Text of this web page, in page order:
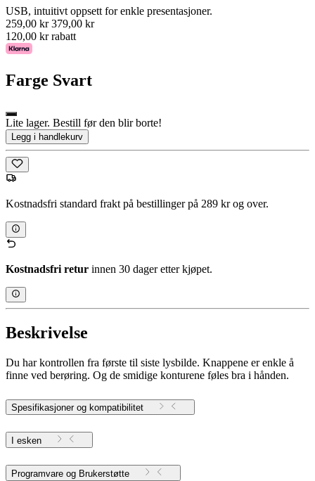
USB, intuitivt oppsett for enkle presentasjoner.
259,00 kr 379,00 kr
120,00 kr rabatt
Farge Svart
Lite lager. Bestill før den blir borte!
Legg i handlekurv
Kostnadsfri standard frakt på bestillinger på 289 kr og over.
Kostnadsfri retur innen 30 dager etter kjøpet.
Beskrivelse
Du har kontrollen fra første til siste lysbilde. Knappene er enkle å
finne ved berøring. Og de smidige konturene føles bra i hånden.
Spesifikasjoner og kompatibilitet
I esken
Programvare og Brukerstøtte